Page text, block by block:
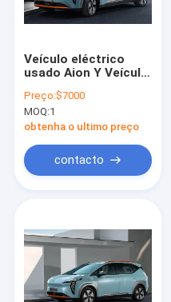
Veículo eléctrico
usado Aion Y Veículo
energia nova Veículo
esportivo adulto
Preço:$7000
MOQ:1
obtenha o ultimo preço
contacto